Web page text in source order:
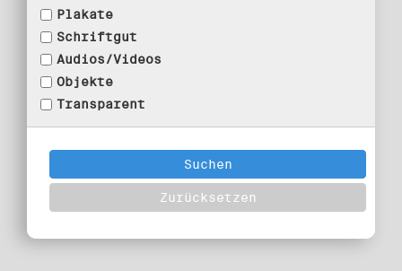
Plakate
Schriftgut
Audios/Videos
Objekte
Transparent